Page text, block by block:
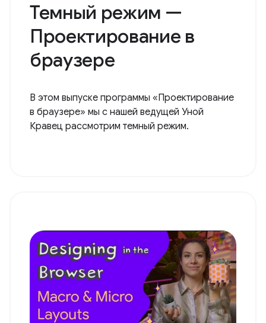
Темный режим —
Проектирование в
браузере
В этом выпуске программы «Проектирование
в браузере» мы с нашей ведущей Уной
Кравец рассмотрим темный режим.